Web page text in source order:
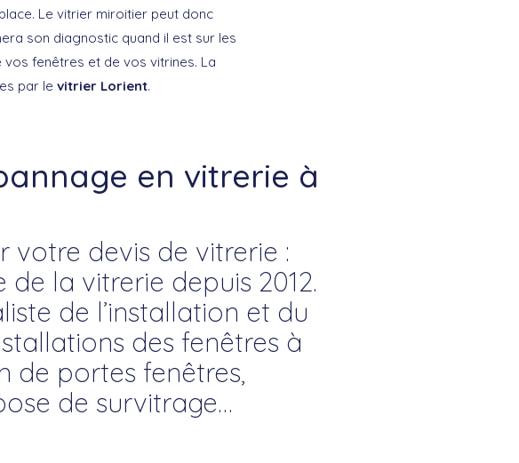
Le vitrier miroitier peut donc
son diagnostic quand il est sur les
vos fenêtres et de vos vitrines. La
par le vitrier Lorient.
en vitrerie à
votre devis de vitrerie :
la vitrerie depuis 2012.
de l’installation et du
des fenêtres à
de portes fenêtres,
de survitrage…